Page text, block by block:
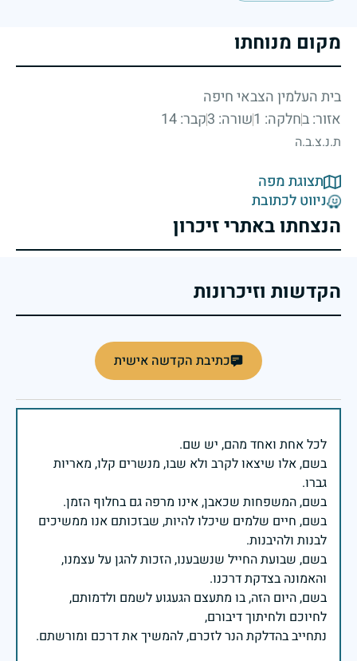
מקום מנוחתו
בית העלמין הצבאי חיפה
אזור: בחלקה: 1 שורה: 3 קבר: 14
ת.נ.צ.ב.ה
תצוגת מפה
ניווט לכתובת
הנצחתו באתרי זיכרון
הקדשות וזיכרונות
כתיבת הקדשה אישית
בשם, אלו שיצאו לקרב ולא שבו, מנשרים קלו, מאריות
בשם, חיים שלמים שיכלו להיות, שבזכותם אנו ממשיכים
בשם, שבועת החייל שנשבענו, הזכות להגן על עצמנו,
בשם, היום הזה, בו מתעצם הגעגוע לשמם ולדמותם,
נתחייב בהדלקת הנר לזכרם, להמשיך את דרכם ומורשתם.